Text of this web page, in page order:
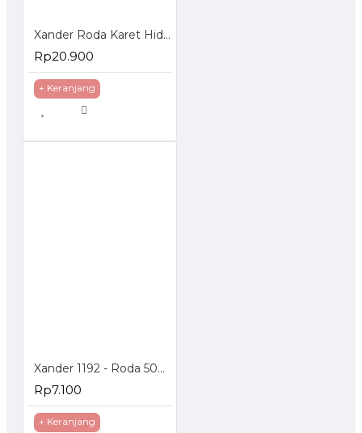
Xander Roda Karet Hidup Rem 3 inch - Roda Troli Trolley Trolly
Rp20.900
+ Keranjang
Xander 1192 - Roda 50mm Hidup Rem - Poliurethane - 2 inch
Rp7.100
+ Keranjang